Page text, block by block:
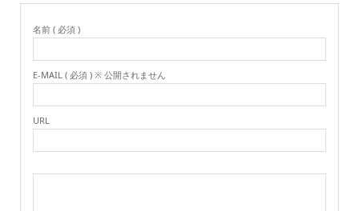
名前 ( 必須 )
E-MAIL ( 必須 ) ※ 公開されません
URL